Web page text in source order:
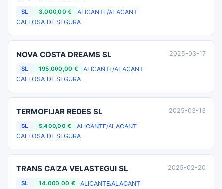
SL 3.000,00 €
ALICANTE/ALACANT
CALLOSA DE SEGURA
NOVA COSTA DREAMS SL
SL 195.000,00 €
ALICANTE/ALACANT
CALLOSA DE SEGURA
2025-03-17
TERMOFIJAR REDES SL
SL 5.400,00 €
ALICANTE/ALACANT
CALLOSA DE SEGURA
2025-03-13
TRANS CAIZA VELASTEGUI SL
SL 14.000,00 €
ALICANTE/ALACANT
2025-02-20